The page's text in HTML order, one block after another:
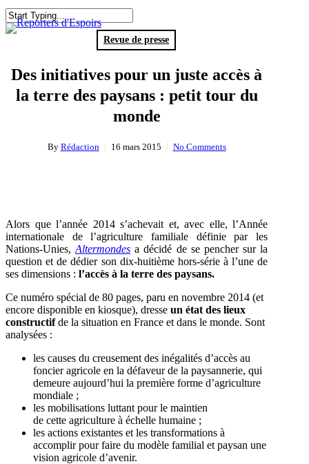
Skip
to
main
Close
Revue de presse
Des initiatives pour un juste accès à
la terre des paysans : petit tour du
monde
By Rédaction 16 mars 2015 No Comments
Alors que l’année 2014 s’achevait et, avec elle, l’Année
internationale de l’agriculture familiale définie par les
Nations-Unies,Altermondes a décidé de se pencher sur la
question et de dédier son dix-huitième hors-série à l’une de
ses dimensions : l’accès à la terre des paysans.
Ce numéro spécial de 80 pages, paru en novembre 2014 (et
encore disponible en kiosque), dresse un état des lieux
constructifde la situation en France et dans le monde. Sont
analysées :
les causes du creusement des inégalités d’accès au
foncier agricole en la défaveur de la paysannerie, qui
demeure aujourd’hui la première forme d’agriculture
mondiale ;
les mobilisations luttant pour le maintien
de cette agriculture à échelle humaine ;
les actions existantes et les transformations à
accomplir pour faire du modèle familial et paysan une
vision agricole d’avenir.